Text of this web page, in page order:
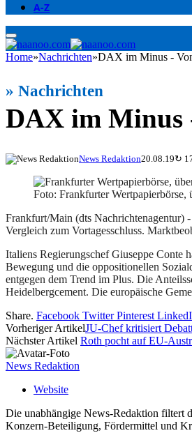
A-Z
Home»Nachrichten»DAX im Minus -
DAX im Minus
» Nachrichten
News Redaktion20.08.19↻
Foto: Frankfurter Wertpapierbörse,
Frankfurt/Main (dts Nachrichtenagentur)
Vergleich zum Vortagesschluss.
Italiens Regierungschef Giuseppe Conte
Bewegung und die oppositionellen
entgegen dem Trend im Plus. Die
Heidelbergcement. Die europäische
Share. Facebook Twitter Pinterest
Vorheriger ArtikelJU-Chef kritisiert
Nächster Artikel Roth pocht auf EU-
News Redaktion
Website
Die unabhängige News-Redaktion filtert
Konzern-Beteiligung, Fördermittel und